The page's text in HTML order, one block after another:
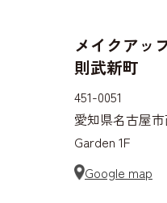
メイクアッ
則武新町
451-0051
愛知県名古屋
Garden 1F
Google map